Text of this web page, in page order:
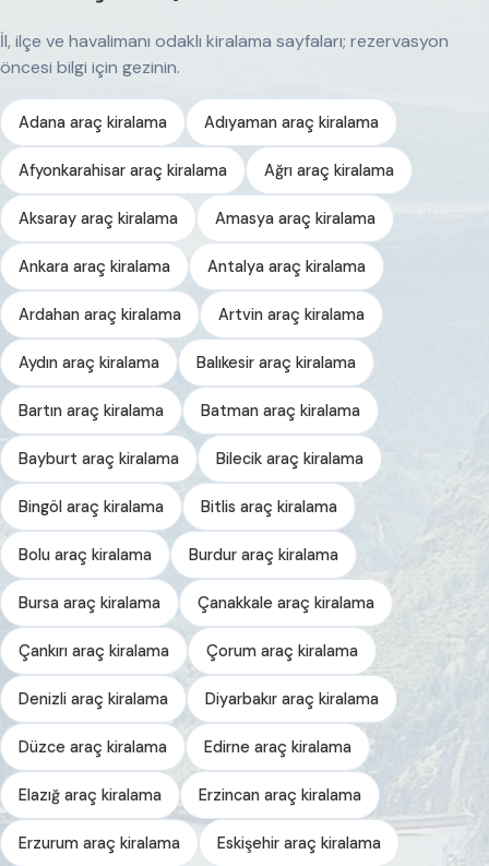
İl, ilçe ve havalimanı odaklı kiralama sayfaları; rezervasyon
öncesi bilgi için gezinin.
Adana araç kiralama Adıyaman araç kiralama
Afyonkarahisar araç kiralama Ağrı araç kiralama
Aksaray araç kiralama Amasya araç kiralama
Ankara araç kiralama Antalya araç kiralama
Ardahan araç kiralama Artvin araç kiralama
Aydın araç kiralama Balıkesir araç kiralama
Bartın araç kiralama Batman araç kiralama
Bayburt araç kiralama Bilecik araç kiralama
Bingöl araç kiralama Bitlis araç kiralama
Bolu araç kiralama Burdur araç kiralama
Bursa araç kiralama Çanakkale araç kiralama
Çankırı araç kiralama Çorum araç kiralama
Denizli araç kiralama Diyarbakır araç kiralama
Düzce araç kiralama Edirne araç kiralama
Elazığ araç kiralama Erzincan araç kiralama
Erzurum araç kiralama Eskişehir araç kiralama